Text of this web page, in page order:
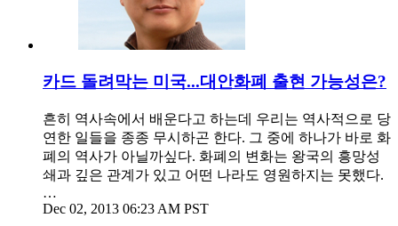
카드 돌려막는 미국...대안화폐 출현 가능성은?
흔히 역사속에서 배운다고 하는데 우리는 역사적으로 당
연한 일들을 종종 무시하곤 한다. 그 중에 하나가 바로 화
폐의 역사가 아닐까싶다. 화폐의 변화는 왕국의 흥망성
쇄과 깊은 관계가 있고 어떤 나라도 영원하지는 못했다.
…
Dec 02, 2013 06:23 AM PST